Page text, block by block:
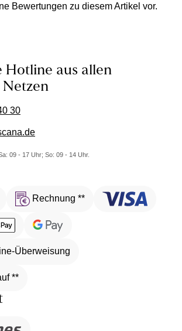
Bewertungen zu diesem Artikel vor.
Hotline aus allen
Netzen
30
09 - 17 Uhr; So: 09 - 14 Uhr.
Rechnung **
Überweisung
**